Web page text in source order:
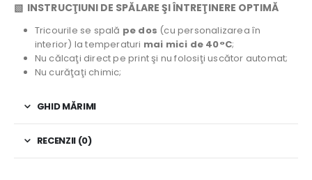
▧ INSTRUCŢIUNI DE SPĂLARE ŞI ÎNTREŢINERE OPTIMĂ
Tricourile se spală pe dos (cu personalizarea în
interior) la temperaturi mai mici de 40°C;
Nu călcaţi direct pe print şi nu folosiţi uscător automat;
Nu curăţaţi chimic;
GHID MĂRIMI
RECENZII (0)